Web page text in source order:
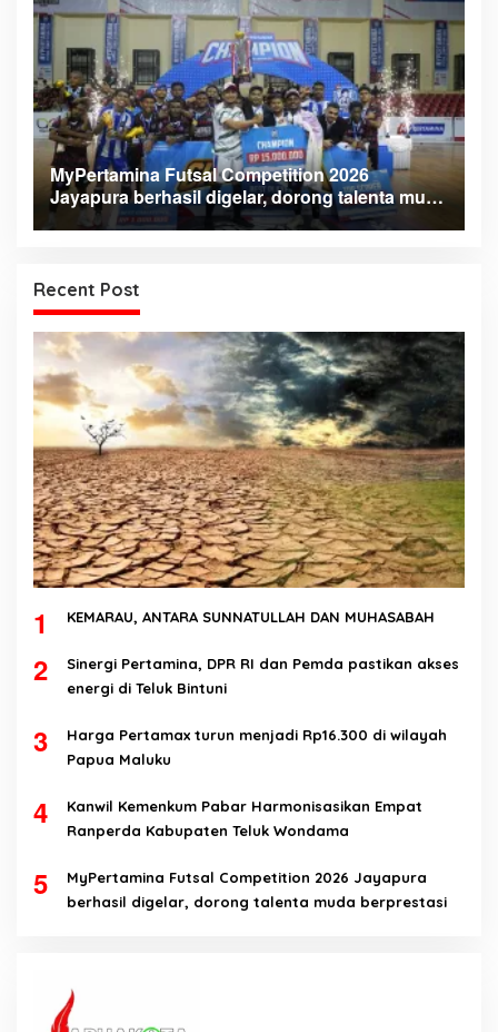
MyPertamina Futsal Competition 2026
Jayapura berhasil digelar, dorong talenta muda
berprestasi
Recent Post
1 KEMARAU, ANTARA SUNNATULLAH DAN MUHASABAH
2
Sinergi Pertamina, DPR RI dan Pemda pastikan akses
energi di Teluk Bintuni
3
Harga Pertamax turun menjadi Rp16.300 di wilayah
Papua Maluku
4
Kanwil Kemenkum Pabar Harmonisasikan Empat
Ranperda Kabupaten Teluk Wondama
5
MyPertamina Futsal Competition 2026 Jayapura
berhasil digelar, dorong talenta muda berprestasi